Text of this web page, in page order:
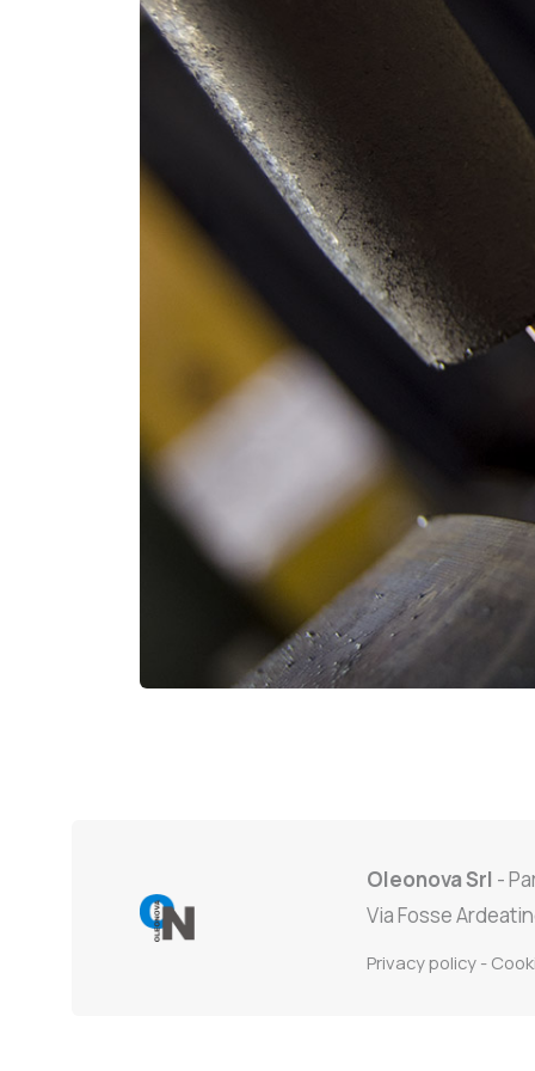
Oleonova Srl -
Via Fosse
Privacy policy -